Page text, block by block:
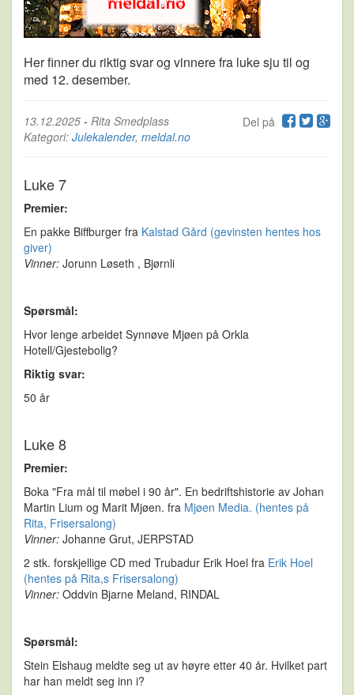
Her finner du riktig svar og vinnere fra luke sju til og
med 12. desember.
Del på
13.12.2025 - Rita Smedplass
Kategori: Julekalender, meldal.no
Luke 7
Premier:
En pakke Biffburger fra Kalstad Gård (gevinsten hentes hos
giver)
Vinner: Jorunn Løseth , Bjørnli
Spørsmål:
Hvor lenge arbeidet Synnøve Mjøen på Orkla
Hotell/Gjestebolig?
Riktig svar:
50 år
Luke 8
Premier:
Boka "Fra mål til møbel i 90 år". En bedriftshistorie av Johan
Martin Lium og Marit Mjøen. fra Mjøen Media. (hentes på
Rita, Frisersalong)
Vinner: Johanne Grut, JERPSTAD
2 stk. forskjellige CD med Trubadur Erik Hoel fra Erik Hoel
(hentes på Rita,s Frisersalong)
Vinner: Oddvin Bjarne Meland, RINDAL
Spørsmål:
Stein Elshaug meldte seg ut av høyre etter 40 år. Hvilket part
har han meldt seg inn i?